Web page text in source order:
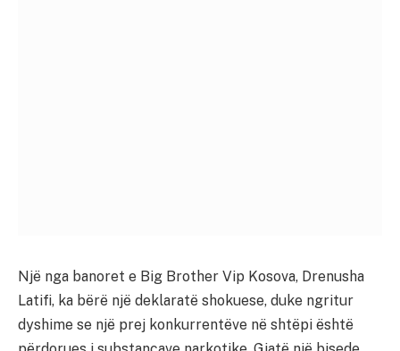
Një nga banoret e Big Brother Vip Kosova, Drenusha
Latifi, ka bërë një deklaratë shokuese, duke ngritur
dyshime se një prej konkurrentëve në shtëpi është